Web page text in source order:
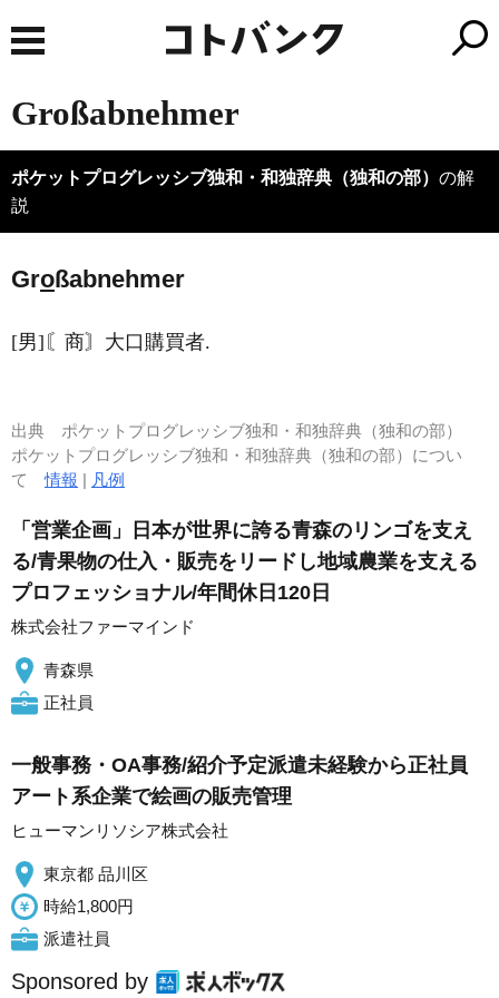
Großabnehmer
ポケットプログレッシブ独和・和独辞典（独和の部） の解
説
Großabnehmer
[男]〘商〙大口購買者.
出典 ポケットプログレッシブ独和・和独辞典（独和の部）
ポケットプログレッシブ独和・和独辞典（独和の部）につい
て情報 | 凡例
「営業企画」日本が世界に誇る青森のリンゴを支え
る/青果物の仕入・販売をリードし地域農業を支える
プロフェッショナル/年間休日120日
株式会社ファーマインド
青森県
正社員
一般事務・OA事務/紹介予定派遣未経験から正社員
アート系企業で絵画の販売管理
ヒューマンリソシア株式会社
東京都 品川区
時給1,800円
派遣社員
Sponsored by